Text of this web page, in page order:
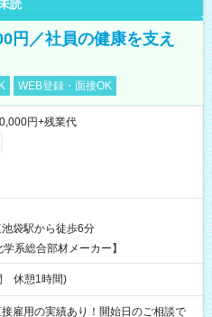
読
円／社員の健康を支え
WEB登録・面接OK
円+残業代
袋駅から徒歩6分
系総合部材メーカー】
休憩1時間)
雇用の実績あり！開始日のご相談で